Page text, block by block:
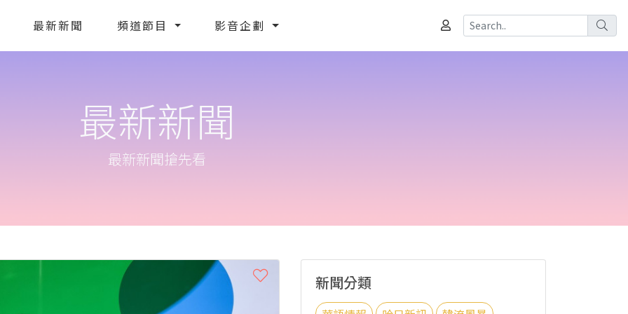
最新新聞 頻道節目 影音企劃
最新新聞
最新新聞搶先看
新聞分類